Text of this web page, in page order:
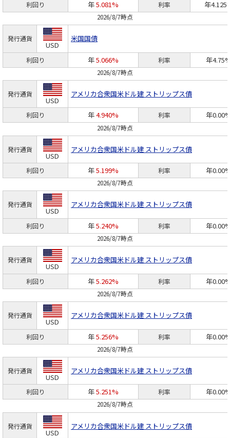
利回り 年5.081% 利率 年
2026/8/7時点
発行通貨
USD
米国国債
利回り 年5.066% 利率 年
2026/8/7時点
発行通貨
USD
アメリカ合衆国米ドル建 ストリップス債
利回り 年4.940% 利率 年
2026/8/7時点
発行通貨
USD
アメリカ合衆国米ドル建 ストリップス債
利回り 年5.199% 利率 年
2026/8/7時点
発行通貨
USD
アメリカ合衆国米ドル建 ストリップス債
利回り 年5.240% 利率 年
2026/8/7時点
発行通貨
USD
アメリカ合衆国米ドル建 ストリップス債
利回り 年5.262% 利率 年
2026/8/7時点
発行通貨
USD
アメリカ合衆国米ドル建 ストリップス債
利回り 年5.256% 利率 年
2026/8/7時点
発行通貨
USD
アメリカ合衆国米ドル建 ストリップス債
利回り 年5.251% 利率 年
2026/8/7時点
発行通貨
USD
アメリカ合衆国米ドル建 ストリップス債